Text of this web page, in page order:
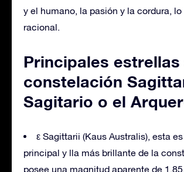
y el humano, la pasión y la cordura,
racional.
Principales estrellas
constelación
Sagitario o el
ε Sagittarii (Kaus Australis), esta
principal y lla más brillante de la
posee una magnitud aparente de